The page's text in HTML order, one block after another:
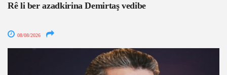
Rê li ber azadkirina Demirtaş vedibe
08/08/2026